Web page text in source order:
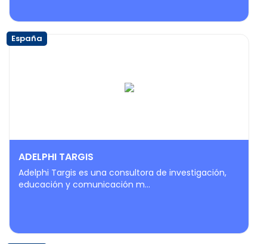
España
ADELPHI TARGIS
Adelphi Targis es una consultora de investigación,
educación y comunicación m...